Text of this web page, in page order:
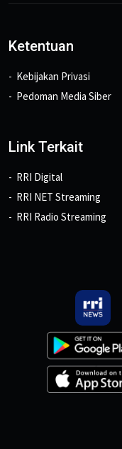
Ketentuan
Kebijakan Privasi
Pedoman Media Siber
Link Terkait
RRI Digital
RRI NET Streaming
RRI Radio Streaming